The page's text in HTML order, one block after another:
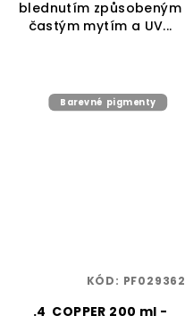
blednutím způsobeným
častým mytím a UV...
Barevné pigmenty
.4 COPPER 200 ml -
KÓD: PF029362